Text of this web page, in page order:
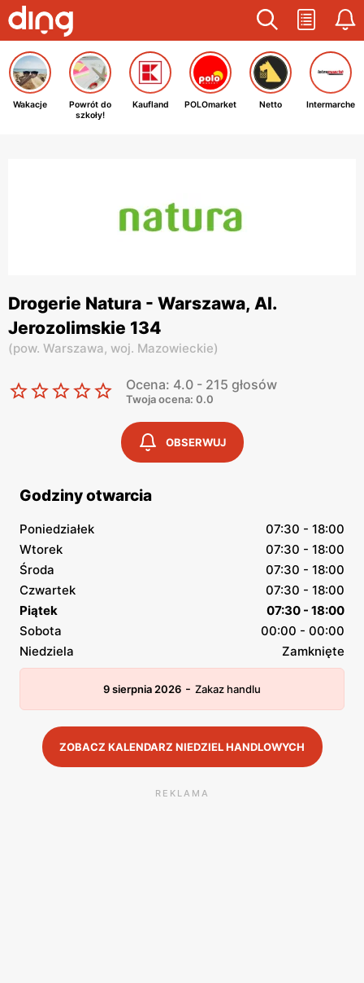
Wakacje
Powrót do
szkoły!
Kaufland POLOmarket Netto Intermarche
Drogerie Natura - Warszawa, Al.
Jerozolimskie 134
(pow. Warszawa, woj. Mazowieckie)
Ocena: 4.0 - 215 głosów
Twoja ocena: 0.0
OBSERWUJ
Godziny otwarcia
Poniedziałek
07:30 - 18:00
Wtorek
07:30 - 18:00
Środa
07:30 - 18:00
Czwartek
07:30 - 18:00
Piątek
07:30 - 18:00
Sobota
00:00 - 00:00
Niedziela
Zamknięte
9 sierpnia 2026 - Zakaz handlu
ZOBACZ KALENDARZ NIEDZIEL HANDLOWYCH
REKLAMA